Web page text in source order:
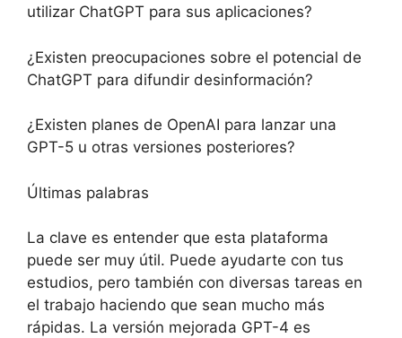
utilizar ChatGPT para sus aplicaciones?
¿Existen preocupaciones sobre el potencial de
ChatGPT para difundir desinformación?
¿Existen planes de OpenAI para lanzar una
GPT-5 u otras versiones posteriores?
Últimas palabras
La clave es entender que esta plataforma
puede ser muy útil. Puede ayudarte con tus
estudios, pero también con diversas tareas en
el trabajo haciendo que sean mucho más
rápidas. La versión mejorada GPT-4 es